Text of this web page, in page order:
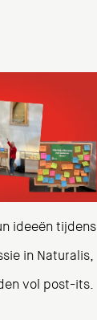
ideeën tijdens
in Naturalis,
vol post-its.